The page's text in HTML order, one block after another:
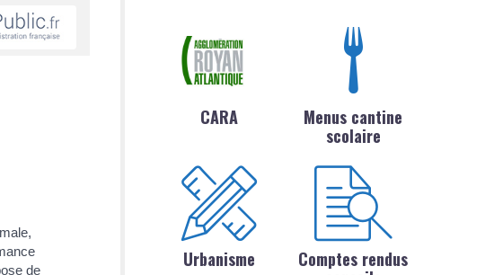
de
CARA
Menus cantine
scolaire
Urbanisme
Comptes rendus